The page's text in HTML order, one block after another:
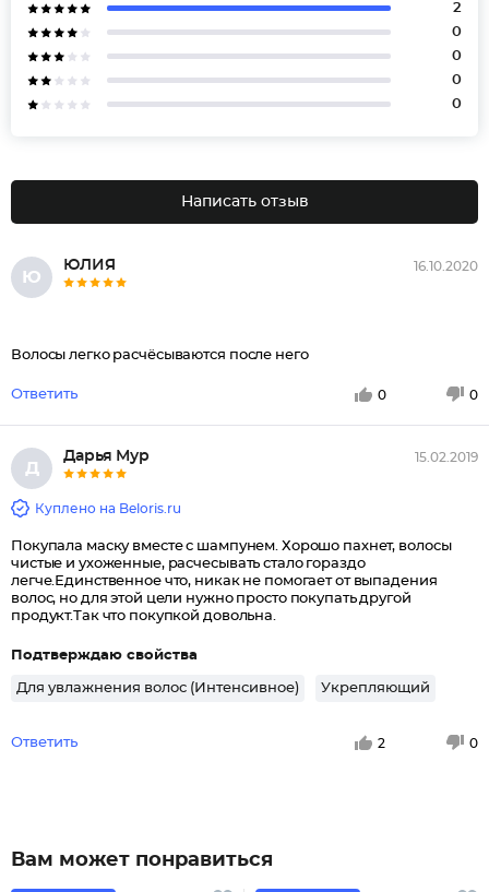
2
0
0
0
0
Написать отзыв
Ю
ЮЛИЯ 16.10.2020
Волосы легко расчёсываются после него
Ответить 0 0
Д
Дарья Мур 15.02.2019
Куплено на Beloris.ru
Покупала маску вместе с шампунем. Хорошо пахнет, волосы
чистые и ухоженные, расчесывать стало гораздо
легче.Единственное что, никак не помогает от выпадения
волос, но для этой цели нужно просто покупать другой
продукт.Так что покупкой довольна.
Подтверждаю свойства
Для увлажнения волос (Интенсивное) Укрепляющий
Ответить 2 0
Вам может понравиться